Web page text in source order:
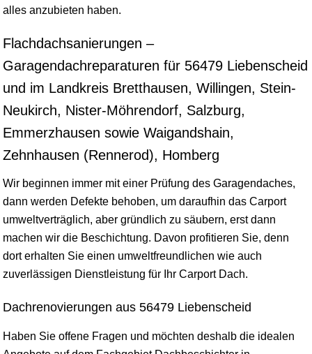
alles anzubieten haben.
Flachdachsanierungen –
Garagendachreparaturen für 56479 Liebenscheid
und im Landkreis Bretthausen, Willingen, Stein-
Neukirch, Nister-Möhrendorf, Salzburg,
Emmerzhausen sowie Waigandshain,
Zehnhausen (Rennerod), Homberg
Wir beginnen immer mit einer Prüfung des Garagendaches,
dann werden Defekte behoben, um daraufhin das Carport
umweltverträglich, aber gründlich zu säubern, erst dann
machen wir die Beschichtung. Davon profitieren Sie, denn
dort erhalten Sie einen umweltfreundlichen wie auch
zuverlässigen Dienstleistung für Ihr Carport Dach.
Dachrenovierungen aus 56479 Liebenscheid
Haben Sie offene Fragen und möchten deshalb die idealen